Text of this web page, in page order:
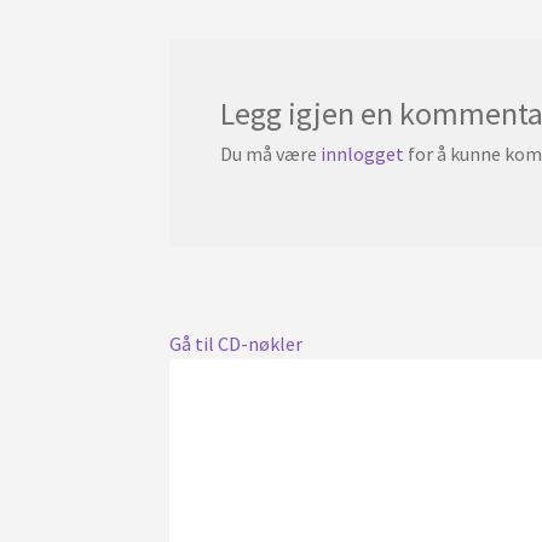
Legg igjen en
Du må være innlogget for å kunne
Gå til CD-nøkler